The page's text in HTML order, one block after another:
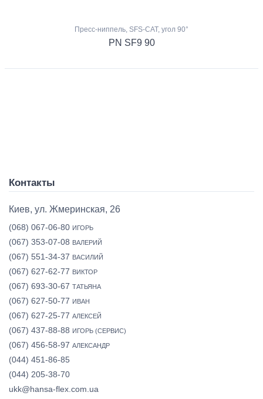
Пресс-ниппель, SFS-CAT, угол 90°
PN SF9 90
Контакты
Киев, ул. Жмеринская, 26
(068) 067-06-80 ИГОРЬ
(067) 353-07-08 ВАЛЕРИЙ
(067) 551-34-37 ВАСИЛИЙ
(067) 627-62-77 ВИКТОР
(067) 693-30-67 ТАТЬЯНА
(067) 627-50-77 ИВАН
(067) 627-25-77 АЛЕКСЕЙ
(067) 437-88-88 ИГОРЬ (СЕРВИС)
(067) 456-58-97 АЛЕКСАНДР
(044) 451-86-85
(044) 205-38-70
ukk@hansa-flex.com.ua